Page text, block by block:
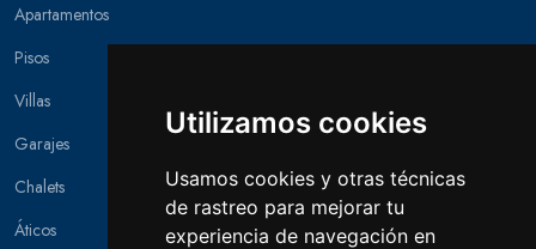
Utilizamos cookies
Usamos cookies y otras técnicas
de rastreo para mejorar tu
experiencia de navegación en
Apartamentos
Pisos
Villas
Garajes
Chalets
Áticos